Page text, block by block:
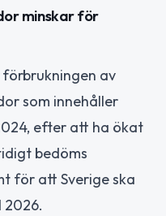
minskar för
förbrukningen av
som innehåller
efter att ha ökat
bedöms
för att Sverige ska
2026.